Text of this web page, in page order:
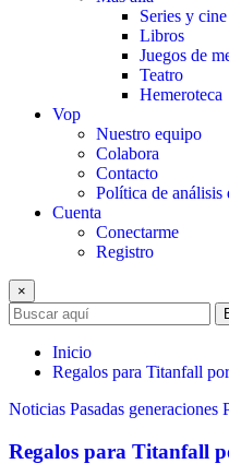
Series y cine
Libros
Juegos de
Teatro
Hemeroteca
Vop
Nuestro equipo
Colabora
Contacto
Política de análisis
Cuenta
Conectarme
Registro
×
Inicio
Regalos para Titanfall
Noticias Pasadas generaciones
Regalos para Titanfall